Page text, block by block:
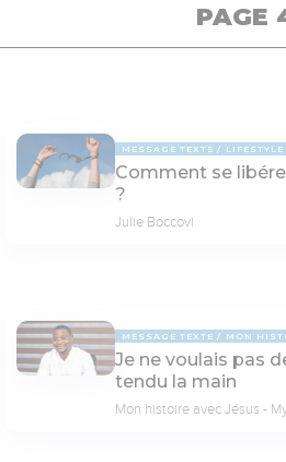
PAGE
MESSAGE TEXTE LIFESTYLE
Comment se
?
Julie Boccovi
MESSAGE TEXTE MON
Je ne voulais pas
tendu la main
Mon histoire avec Jésus -